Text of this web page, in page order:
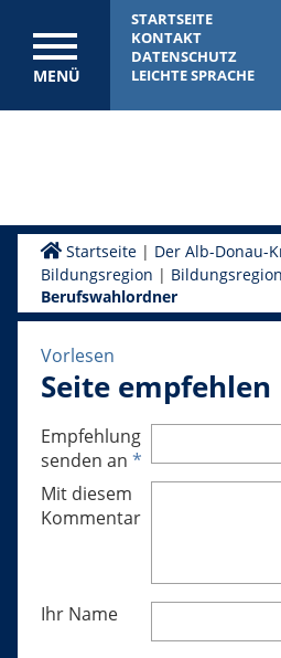
MENÜ
STARTSEITE
KONTAKT
DATENSCHUTZ
LEICHTE SPRACHE
Startseite| Der Alb-Donau-
Bildungsregion | Bildungsregion
Berufswahlordner
Vorlesen
Seite empfehlen
Empfehlung
senden an *
Mit diesem
Kommentar
Ihr Name